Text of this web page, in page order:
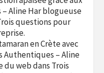
Aline Har blogueuse
questions pour
en Crète avec
Authentiques – Aline
du webdans Trois